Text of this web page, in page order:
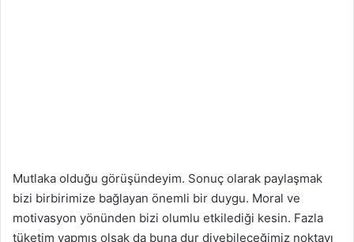
Mutlaka olduğu görüşündeyim. Sonuç olarak paylaşmak
bizi birbirimize bağlayan önemli bir duygu. Moral ve
motivasyon yönünden bizi olumlu etkilediği kesin. Fazla
tüketim yapmış olsak da buna dur diyebileceğimiz noktayı